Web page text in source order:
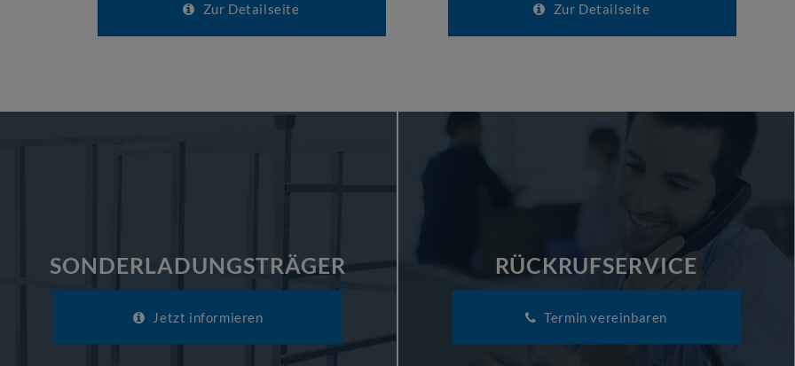
Zur Detailseite Zur Detailseite
SONDERLADUNGSTRÄGER
Jetzt informieren
RÜCKRUFSERVICE
Termin vereinbaren